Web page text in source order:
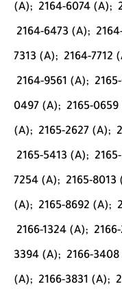
(A); 2164-6074 (A);
2164-6473 (A);
7313 (A); 2164-7712
2164-9561 (A);
0497 (A); 2165-0659
(A); 2165-2627 (A);
2165-5413 (A);
7254 (A); 2165-8013
(A); 2165-8692 (A);
2166-1324 (A);
3394 (A); 2166-
(A); 2166-3831 (A);